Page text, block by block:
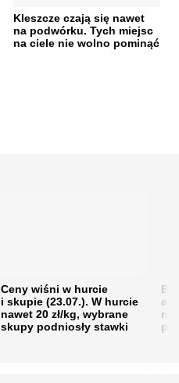
Kleszcze czają się nawet
na podwórku. Tych miejsc
na ciele nie wolno pominąć
Ceny wiśni w hurcie
i skupie (23.07.). W hurcie
nawet 20 zł/kg, wybrane
skupy podniosły stawki